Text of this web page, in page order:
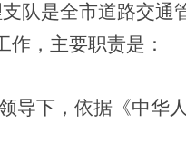
队是全市道路交
作，主要职责是：
导下，依据《中华